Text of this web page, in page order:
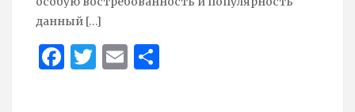
данный […]
Face
Twit
Ema